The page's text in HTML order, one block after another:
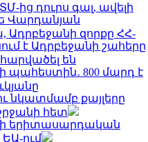
ից դուրս գալ, ավելի
Վարդանյան
Ադրբեջանի զորքը ՀՀ-
է Ադրբեջանի շահերը
են
ի պահեստին․ 800 մարդ է
նկատմամբ քայլերը
հետ
երիտասարդական
ում